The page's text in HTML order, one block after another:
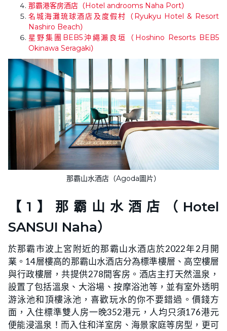
那霸港客房酒店（Hotel androoms Naha Port）
名城海灘琉球酒店及度假村（Ryukyu Hotel & Resort
Nashiro Beach）
星野集團BEB5沖繩瀨良垣（Hoshino Resorts BEB5
Okinawa Seragaki）
那霸山水酒店（Agoda圖片）
【1】那霸山水酒店（Hotel
SANSUI Naha）
於那霸市波上宮附近的那霸山水酒店於2022年2月開
業。14層樓高的那霸山水酒店分為標準樓層、高空樓層
與行政樓層，共提供278間客房。酒店主打天然溫泉，
設置了包括溫泉、大浴場、按摩浴池等，並有室外透明
游泳池和頂樓泳池，喜歡玩水的你不要錯過。價錢方
面，入住標準雙人房一晚352港元，人均只須176港元
便能浸溫泉！而入住和洋室房、海景家庭等房型，更可